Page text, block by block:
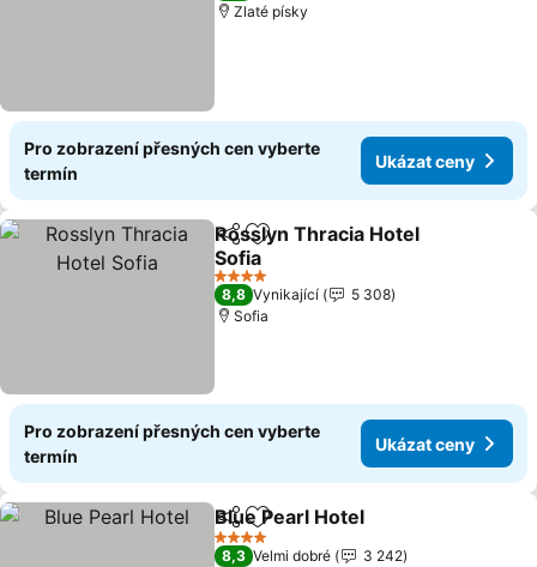
Zlaté písky
Pro zobrazení přesných cen vyberte
termín
Ukázat ceny
SdíletPřidat na seznam oblíbených
Rosslyn Thracia Hotel
Sofia
4 Počet hvězdiček
8,8 Vynikající
5 308
Sofia
Pro zobrazení přesných cen vyberte
termín
Ukázat ceny
SdíletPřidat na seznam oblíbených
Blue Pearl Hotel
4 Počet hvězdiček
8,3 Velmi dobré
3 242